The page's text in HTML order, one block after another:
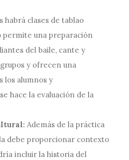
habrá clases de tablao
permite una preparación
del baile, cante y
y ofrecen una
los alumnos y
hace la evaluación de la
Además de la práctica
debe proporcionar contexto
incluir la historia del